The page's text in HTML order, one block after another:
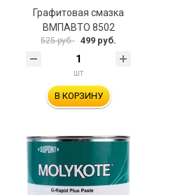
Графитовая смазка
ВМПАВТО 8502
525 руб. 499 руб.
шт
В КОРЗИНУ